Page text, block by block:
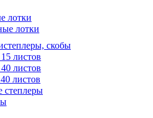
лотки
лотки
скобы
листов
листов
листов
степлеры